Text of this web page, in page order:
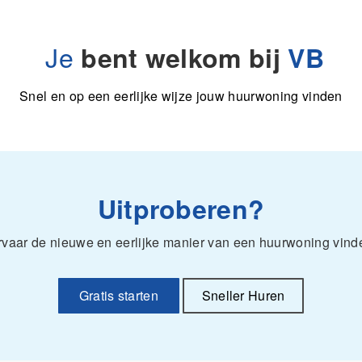
Je bent welkom bij VB
Snel en op een eerlijke wijze jouw huurwoning vinden
Uitproberen?
de nieuwe en eerlijke manier van een huurwoning
Gratis starten Sneller Huren